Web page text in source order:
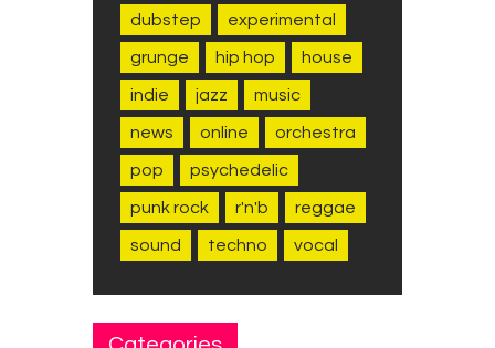
dubstep experimental
grunge hip hop house
indie jazz music
news online orchestra
pop psychedelic
punk rock r'n'b reggae
sound techno vocal